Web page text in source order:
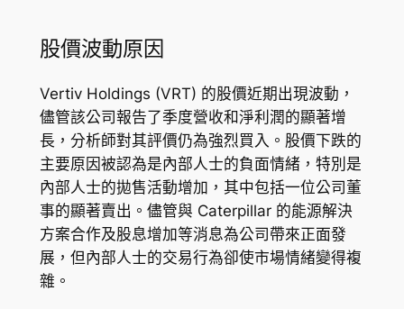
股價波動原因
Vertiv Holdings (VRT) 的股價近期出現波動，
儘管該公司報告了季度營收和淨利潤的顯著增
長，分析師對其評價仍為強烈買入。股價下跌的
主要原因被認為是內部人士的負面情緒，特別是
內部人士的拋售活動增加，其中包括一位公司董
事的顯著賣出。儘管與 Caterpillar 的能源解決
方案合作及股息增加等消息為公司帶來正面發
展，但內部人士的交易行為卻使市場情緒變得複
雜。